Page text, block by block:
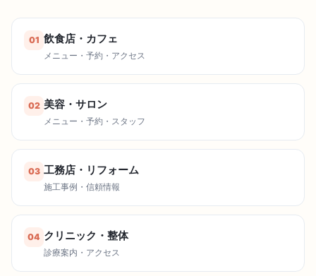
01 飲食店・カフェ
メニュー・予約・アクセス
02 美容・サロン
メニュー・予約・スタッフ
03 工務店・リフォーム
施工事例・信頼情報
04 クリニック・整体
診療案内・アクセス